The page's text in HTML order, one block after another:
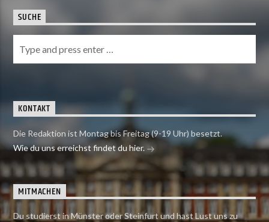
SUCHE
KONTAKT
Die Redaktion ist Montag bis Freitag (9-19 Uhr) besetzt.
Wie du uns erreichst findet du hier.
MITMACHEN
Du studierst in Münster oder Steinfurt und hast Lust uns zu